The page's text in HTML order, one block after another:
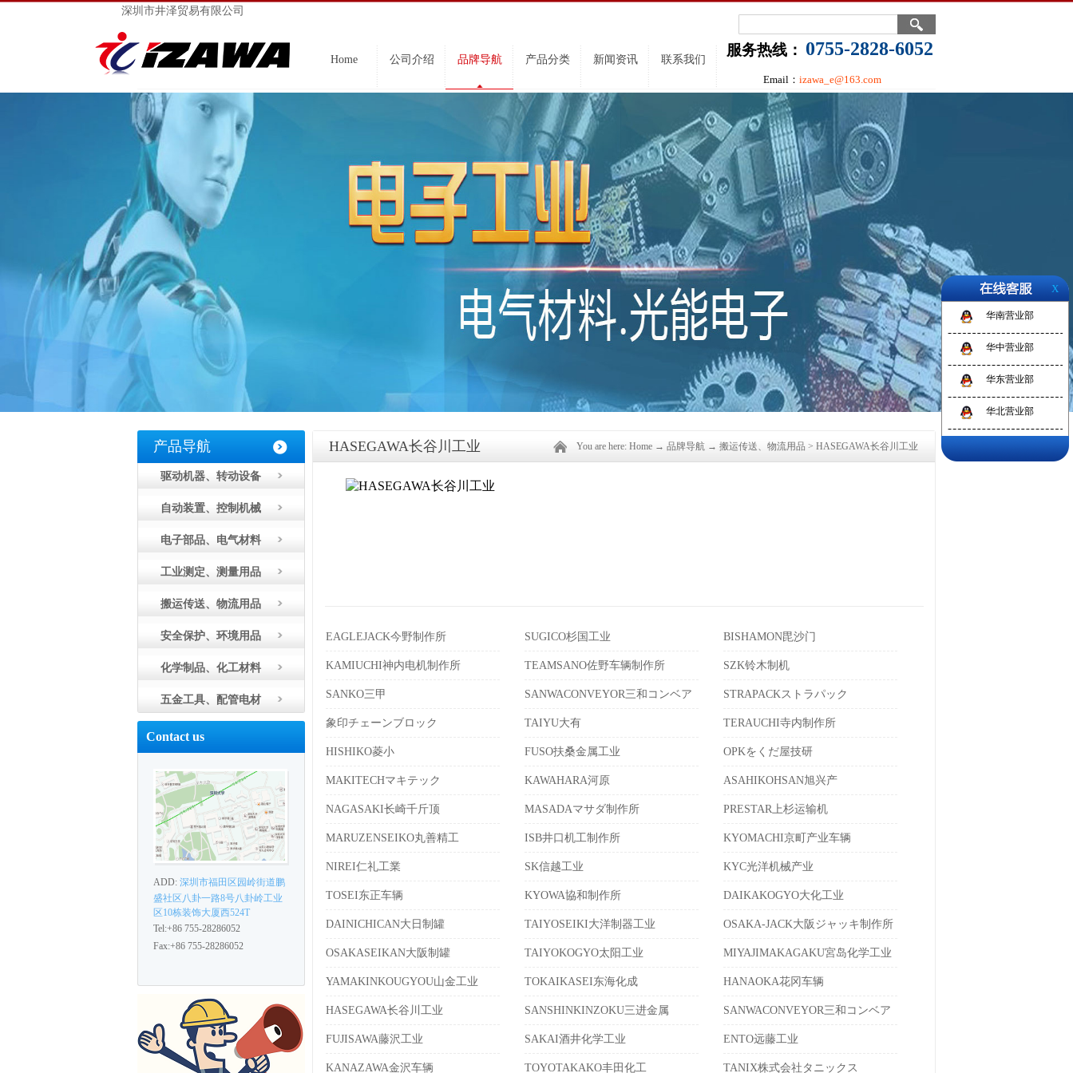
深圳市井泽贸易有限公司
服务热线： 0755-2828-6052
Email： izawa_e@163.com
Home 公司介绍 品牌导航 产品分类 新闻资讯 联系我们
1 2 3
产品导航
驱动机器、转动设备
自动装置、控制机械
电子部品、电气材料
工业测定、测量用品
搬运传送、物流用品
安全保护、环境用品
化学制品、化工材料
五金工具、配管电材
Contact us
ADD: 深圳市福田区园岭街道鹏
盛社区八卦一路8号八卦岭工业
区10栋装饰大厦西524T
Tel:+86 755-28286052
Fax:+86 755-28286052
HASEGAWA长谷川工业 You are here: Home → 品牌导航 → 搬运传送、物流用品 > HASEGAWA长谷川工业
EAGLEJACK今野制作所 SUGICO杉国工业 BISHAMON毘沙门
KAMIUCHI神内电机制作所 TEAMSANO佐野车辆制作所 SZK铃木制机
SANKO三甲 SANWACONVEYOR三和コンベア STRAPACKストラパック
象印チェーンブロック TAIYU大有 TERAUCHI寺内制作所
HISHIKO菱小 FUSO扶桑金属工业 OPKをくだ屋技研
MAKITECHマキテック KAWAHARA河原 ASAHIKOHSAN旭兴产
NAGASAKI长崎千斤顶 MASADAマサダ制作所 PRESTAR上杉运输机
MARUZENSEIKO丸善精工 ISB井口机工制作所 KYOMACHI京町产业车辆
NIREI仁礼工業 SK信越工业 KYC光洋机械产业
TOSEI东正车辆 KYOWA協和制作所 DAIKAKOGYO大化工业
DAINICHICAN大日制罐 TAIYOSEIKI大洋制器工业 OSAKA-JACK大阪ジャッキ制作所
OSAKASEIKAN大阪制罐 TAIYOKOGYO太阳工业 MIYAJIMAKAGAKU宮岛化学工业
YAMAKINKOUGYOU山金工业 TOKAIKASEI东海化成 HANAOKA花冈车辆
HASEGAWA长谷川工业 SANSHINKINZOKU三进金属 SANWACONVEYOR三和コンベア
FUJISAWA藤沢工业 SAKAI酒井化学工业 ENTO远藤工业
KANAZAWA金沢车辆 TOYOTAKAKO丰田化工 TANIX株式会社タニックス
X
华南营业部
华中营业部
华东营业部
华北营业部